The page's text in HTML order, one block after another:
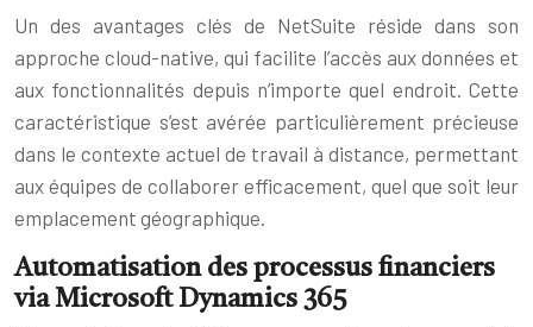
Un des avantages clés de NetSuite réside dans son
approche cloud-native, qui facilite l’accès aux données et
aux fonctionnalités depuis n’importe quel endroit. Cette
caractéristique s’est avérée particulièrement précieuse
dans le contexte actuel de travail à distance, permettant
aux équipes de collaborer efficacement, quel que soit leur
emplacement géographique.
Automatisation des processus financiers
via Microsoft Dynamics 365